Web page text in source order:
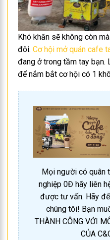
Khó khăn sẽ không còn
đôi. Cơ hội mở quán cafe
đang ở trong tầm tay bạn.
để nắm bắt cơ hội có 1
Mọi người có quân
nghiệp 0Đ hãy liên
được tư vấn. Hãy
chúng tôi! Bạn
THÀNH CÔNG VỚI
CỦA